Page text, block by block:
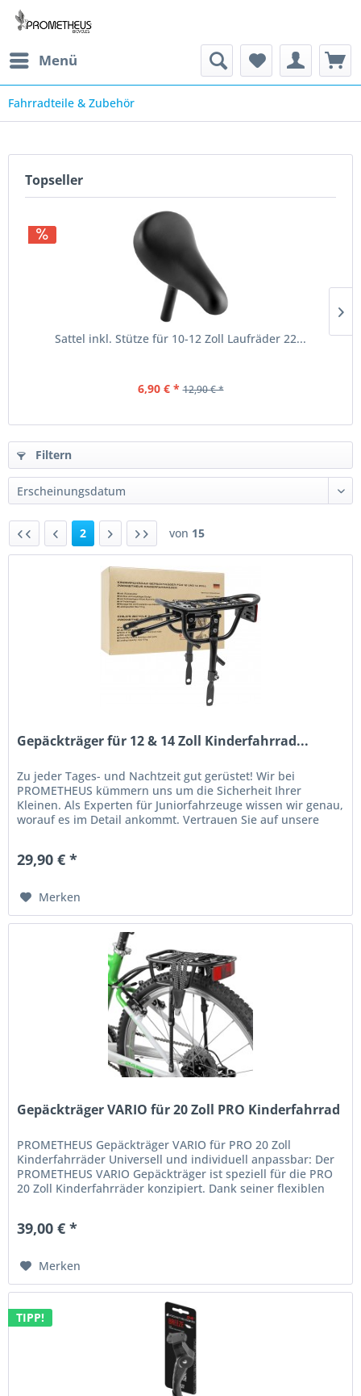
Menü
Fahrradteile & Zubehör
Topseller
Sattel inkl. Stütze für 10-12 Zoll Laufräder 22...
6,90 € * 12,90 € *
Filtern
2 von 15
Gepäckträger für 12 & 14 Zoll Kinderfahrrad...
Zu jeder Tages- und Nachtzeit gut gerüstet! Wir bei
PROMETHEUS kümmern uns um die Sicherheit Ihrer
Kleinen. Als Experten für Juniorfahrzeuge wissen wir genau,
worauf es im Detail ankommt. Vertrauen Sie auf unsere
29,90 € *
Merken
Gepäckträger VARIO für 20 Zoll PRO Kinderfahrrad
PROMETHEUS Gepäckträger VARIO für PRO 20 Zoll
Kinderfahrräder Universell und individuell anpassbar: Der
PROMETHEUS VARIO Gepäckträger ist speziell für die PRO
20 Zoll Kinderfahrräder konzipiert. Dank seiner flexiblen
39,00 € *
Merken
TIPP!